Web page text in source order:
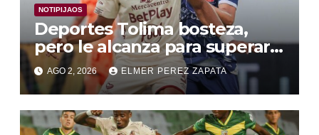
NOTIPIJAOS
Deportes Tolima bosteza,
pero le alcanza para superar a
Alianza Valledupar 2 A 1
AGO 2, 2026 ELMER PEREZ ZAPATA